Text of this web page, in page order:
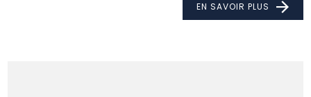
EN SAVOIR PLUS